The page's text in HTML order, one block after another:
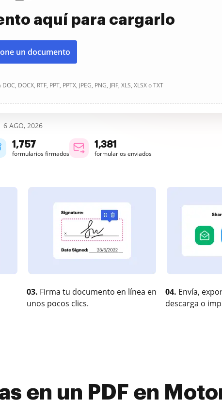
aquí para cargarlo
un documento
DOCX, RTF, PPT, PPTX, JPEG, PNG, JFIF, XLS, XLSX o TXT
6 AGO, 2026
1,757
formularios firmados
1,381
formularios enviados
03. Firma tu documento en línea en
unos pocos clics.
04. Envía,
descarga o
en un PDF en